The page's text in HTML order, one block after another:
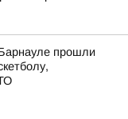
прошли